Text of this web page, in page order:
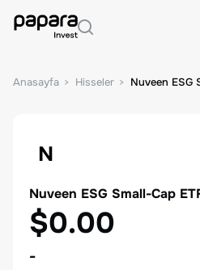
Anasayfa Hisseler Nuveen ESG
N
Nuveen ESG Small-Cap
$0.00
-